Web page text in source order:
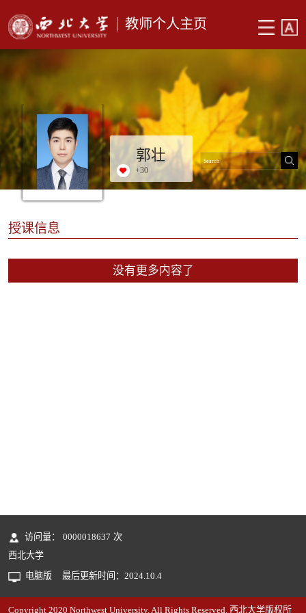
教师个人主页
郭壮
+30
授课信息
没有更多内容了
访问量： 0000018637 次
西北大学
电脑版
最后更新时间： 2024.10.4
Copyright 2020 Northwest University. All Rights Reserved. 西北大学版权所